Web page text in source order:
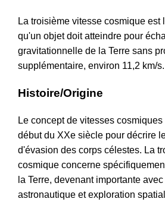
La troisième vitesse cosmique est
qu'un objet doit atteindre pour
gravitationnelle de la Terre sans
supplémentaire, environ 11,2 km/s.
Histoire/Origine
Le concept de vitesses
début du XXe siècle pour décrire
d'évasion des corps célestes. La
cosmique concerne
la Terre, devenant importante
astronautique et exploration